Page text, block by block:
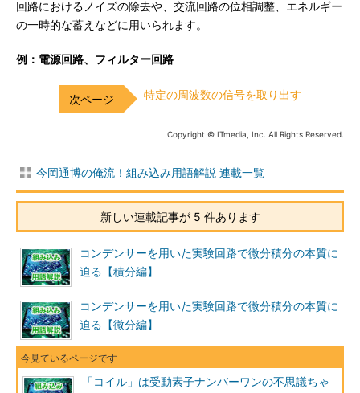
回路におけるノイズの除去や、交流回路の位相調整、エネルギー
の一時的な蓄えなどに用いられます。
例：電源回路、フィルター回路
特定の周波数の信号を取り出す
Copyright © ITmedia, Inc. All Rights Reserved.
今岡通博の俺流！組み込み用語解説 連載一覧
新しい連載記事が 5 件あります
コンデンサーを用いた実験回路で微分積分の本質に
迫る【積分編】
コンデンサーを用いた実験回路で微分積分の本質に
迫る【微分編】
「コイル」は受動素子ナンバーワンの不思議ちゃ